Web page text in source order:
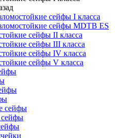
сейфы I класса
сейфы MDTB ES
сейфы II класса
сейфы III класса
сейфы IV класса
сейфы V класса
сейфы
сейфы